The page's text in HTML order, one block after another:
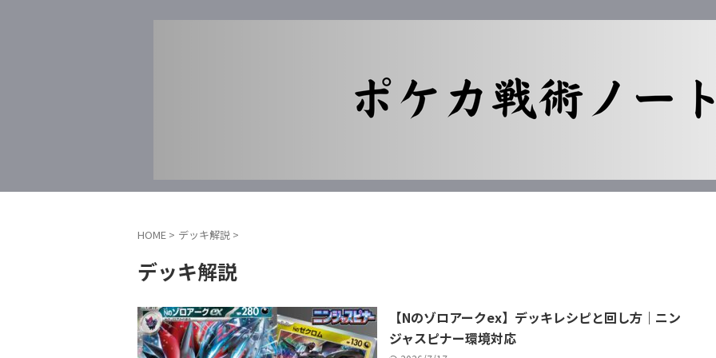
HOME > デッキ解説 >
デッキ解説
【Nのゾロアークex】デッキレシピと回し方｜ニン
ジャスピナー環境対応